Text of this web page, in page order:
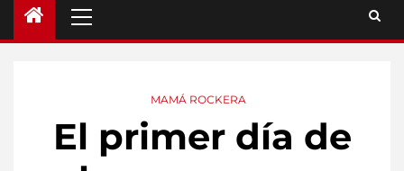
MAMÁ ROCKERA
El primer día de